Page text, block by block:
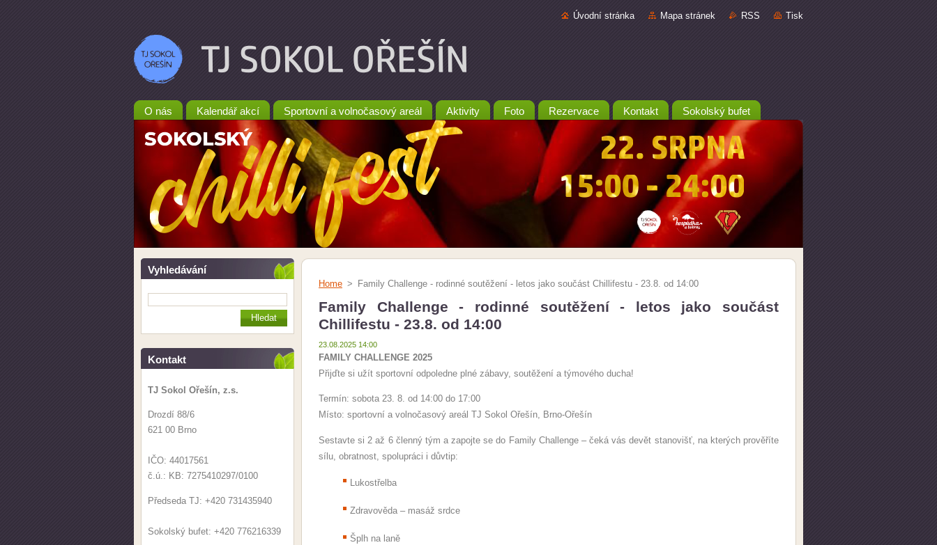
Úvodní stránka Mapa stránek RSS Tisk
O nás Kalendář akcí Sportovní a volnočasový areál Aktivity Foto Rezervace Kontakt Sokolský bufet
Vyhledávání
Kontakt
TJ Sokol Ořešín, z.s.
Drozdí 88/6
621 00 Brno
IČO: 44017561
č.ú.: KB: 7275410297/0100
Předseda TJ: +420 731435940
Sokolský bufet: +420 776216339
Home > Family Challenge - rodinné soutěžení - letos jako součást Chillifestu - 23.8. od 14:00
Family Challenge - rodinné soutěžení - letos jako součást
Chillifestu - 23.8. od 14:00
23.08.2025 14:00
FAMILY CHALLENGE 2025
Přijďte si užít sportovní odpoledne plné zábavy, soutěžení a týmového ducha!
Termín: sobota 23. 8. od 14:00 do 17:00
Místo: sportovní a volnočasový areál TJ Sokol Ořešín, Brno-Ořešín
Sestavte si 2 až 6 členný tým a zapojte se do Family Challenge – čeká vás devět stanovišť, na kterých prověříte
sílu, obratnost, spolupráci i důvtip:
Lukostřelba
Zdravověda – masáž srdce
Šplh na laně